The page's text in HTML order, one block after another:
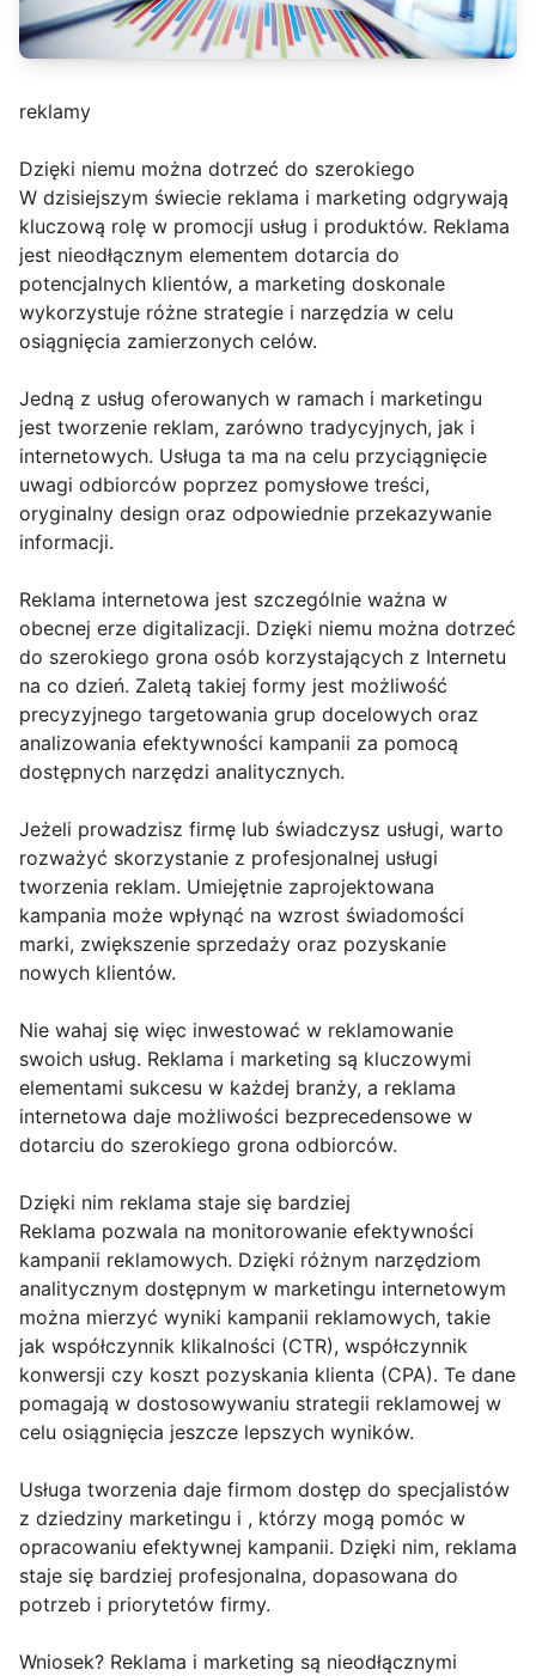
reklamy
Dzięki niemu można dotrzeć do szerokiego
W dzisiejszym świecie reklama i marketing odgrywają
kluczową rolę w promocji usług i produktów. Reklama
jest nieodłącznym elementem dotarcia do
potencjalnych klientów, a marketing doskonale
wykorzystuje różne strategie i narzędzia w celu
osiągnięcia zamierzonych celów.
Jedną z usług oferowanych w ramach i marketingu
jest tworzenie reklam, zarówno tradycyjnych, jak i
internetowych. Usługa ta ma na celu przyciągnięcie
uwagi odbiorców poprzez pomysłowe treści,
oryginalny design oraz odpowiednie przekazywanie
informacji.
Reklama internetowa jest szczególnie ważna w
obecnej erze digitalizacji. Dzięki niemu można dotrzeć
do szerokiego grona osób korzystających z Internetu
na co dzień. Zaletą takiej formy jest możliwość
precyzyjnego targetowania grup docelowych oraz
analizowania efektywności kampanii za pomocą
dostępnych narzędzi analitycznych.
Jeżeli prowadzisz firmę lub świadczysz usługi, warto
rozważyć skorzystanie z profesjonalnej usługi
tworzenia reklam. Umiejętnie zaprojektowana
kampania może wpłynąć na wzrost świadomości
marki, zwiększenie sprzedaży oraz pozyskanie
nowych klientów.
Nie wahaj się więc inwestować w reklamowanie
swoich usług. Reklama i marketing są kluczowymi
elementami sukcesu w każdej branży, a reklama
internetowa daje możliwości bezprecedensowe w
dotarciu do szerokiego grona odbiorców.
Dzięki nim reklama staje się bardziej
Reklama pozwala na monitorowanie efektywności
kampanii reklamowych. Dzięki różnym narzędziom
analitycznym dostępnym w marketingu internetowym
można mierzyć wyniki kampanii reklamowych, takie
jak współczynnik klikalności (CTR), współczynnik
konwersji czy koszt pozyskania klienta (CPA). Te dane
pomagają w dostosowywaniu strategii reklamowej w
celu osiągnięcia jeszcze lepszych wyników.
Usługa tworzenia daje firmom dostęp do specjalistów
z dziedziny marketingu i , którzy mogą pomóc w
opracowaniu efektywnej kampanii. Dzięki nim, reklama
staje się bardziej profesjonalna, dopasowana do
potrzeb i priorytetów firmy.
Wniosek? Reklama i marketing są nieodłącznymi